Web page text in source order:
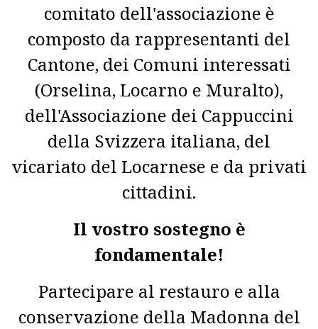
comitato dell'associazione è
composto da rappresentanti del
Cantone, dei Comuni interessati
(Orselina, Locarno e Muralto),
dell'Associazione dei Cappuccini
della Svizzera italiana, del
vicariato del Locarnese e da privati
cittadini.
Il vostro sostegno è
fondamentale!
Partecipare al restauro e alla
conservazione della Madonna del